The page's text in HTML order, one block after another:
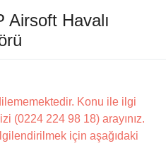
Airsoft Havalı
Konu ile ilgi
(0224 224 98 18) arayınız.
için aşağıdaki